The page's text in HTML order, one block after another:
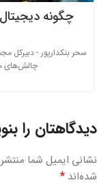
چگونه
سحر بنکدارپور - دبیرکل
چالش‌های
دیدگاهتان را
نشانی ایمیل شما
شده‌اند *